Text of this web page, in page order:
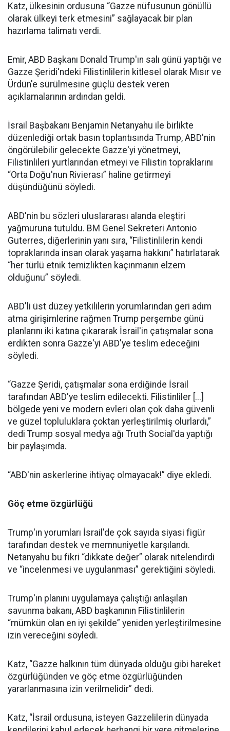
Katz, ülkesinin ordusuna “Gazze nüfusunun gönüllü
olarak ülkeyi terk etmesini” sağlayacak bir plan
hazırlama talimatı verdi.
Emir, ABD Başkanı Donald Trump'ın salı günü yaptığı ve
Gazze Şeridi'ndeki Filistinlilerin kitlesel olarak Mısır ve
Ürdün'e sürülmesine güçlü destek veren
açıklamalarının ardından geldi.
İsrail Başbakanı Benjamin Netanyahu ile birlikte
düzenlediği ortak basın toplantısında Trump, ABD'nin
öngörülebilir gelecekte Gazze'yi yönetmeyi,
Filistinlileri yurtlarından etmeyi ve Filistin topraklarını
“Orta Doğu'nun Rivierası” haline getirmeyi
düşündüğünü söyledi.
ABD'nin bu sözleri uluslararası alanda eleştiri
yağmuruna tutuldu. BM Genel Sekreteri Antonio
Guterres, diğerlerinin yanı sıra, “Filistinlilerin kendi
topraklarında insan olarak yaşama hakkını” hatırlatarak
“her türlü etnik temizlikten kaçınmanın elzem
olduğunu” söyledi.
ABD'li üst düzey yetkililerin yorumlarından geri adım
atma girişimlerine rağmen Trump perşembe günü
planlarını iki katına çıkararak İsrail'in çatışmalar sona
erdikten sonra Gazze'yi ABD'ye teslim edeceğini
söyledi.
“Gazze Şeridi, çatışmalar sona erdiğinde İsrail
tarafından ABD'ye teslim edilecekti. Filistinliler [...]
bölgede yeni ve modern evleri olan çok daha güvenli
ve güzel topluluklara çoktan yerleştirilmiş olurlardı,”
dedi Trump sosyal medya ağı Truth Social'da yaptığı
bir paylaşımda.
“ABD'nin askerlerine ihtiyaç olmayacak!” diye ekledi.
Göç etme özgürlüğü
Trump'ın yorumları İsrail'de çok sayıda siyasi figür
tarafından destek ve memnuniyetle karşılandı.
Netanyahu bu fikri “dikkate değer” olarak nitelendirdi
ve “incelenmesi ve uygulanması” gerektiğini söyledi.
Trump'ın planını uygulamaya çalıştığı anlaşılan
savunma bakanı, ABD başkanının Filistinlilerin
“mümkün olan en iyi şekilde” yeniden yerleştirilmesine
izin vereceğini söyledi.
Katz, “Gazze halkının tüm dünyada olduğu gibi hareket
özgürlüğünden ve göç etme özgürlüğünden
yararlanmasına izin verilmelidir” dedi.
Katz, “İsrail ordusuna, isteyen Gazzelilerin dünyada